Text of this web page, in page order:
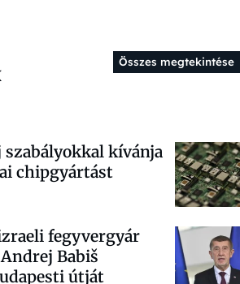
Összes megtekintése
szabályokkal kívánja
chipgyártást
fegyvergyár
Babiš
útját